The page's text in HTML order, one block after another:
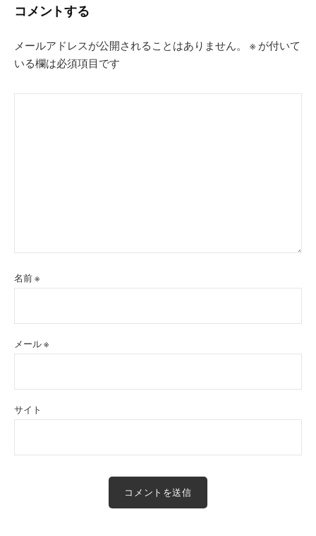
ン
コメントする
メールアドレスが公開されることはありません。 ※ が付いて
いる欄は必須項目です
名前※
メール※
サイト